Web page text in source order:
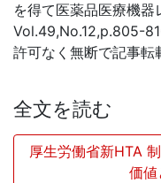
を得て医薬品医療機
Vol.49,No.12,p.805-
許可なく無断で記事転
全文を読む
厚生労働省新HTA
価